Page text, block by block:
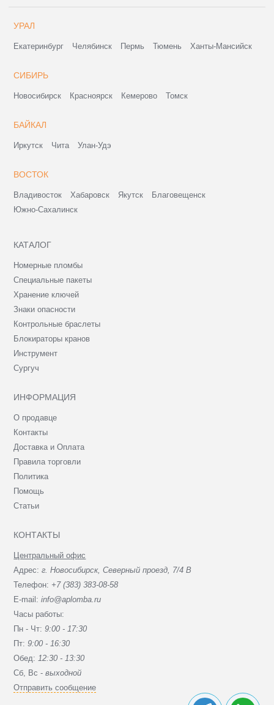
УРАЛ
Екатеринбург Челябинск Пермь Тюмень Ханты-Мансийск
СИБИРЬ
Новосибирск Красноярск Кемерово Томск
БАЙКАЛ
Иркутск Чита Улан-Удэ
ВОСТОК
Владивосток Хабаровск Якутск
Благовещенск
Южно-Сахалинск
КАТАЛОГ
Номерные пломбы
Специальные пакеты
Хранение ключей
Знаки опасности
Контрольные браслеты
Блокираторы кранов
Инструмент
Сургуч
ИНФОРМАЦИЯ
О продавце
Контакты
Доставка и Оплата
Правила торговли
Политика
Помощь
Статьи
КОНТАКТЫ
Центральный офис
Адрес:г. Новосибирск, Северный проезд, 7/4 В
Телефон: +7 (383) 383-08-58
E-mail:info@aplomba.ru
Часы работы:
Пн - Чт:9:00 - 17:30
Пт:9:00 - 16:30
Обед:12:30 - 13:30
Сб, Вc -выходной
Отправить сообщение